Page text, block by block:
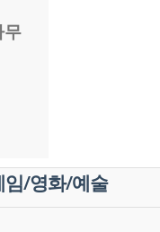
무
임/영화/예술